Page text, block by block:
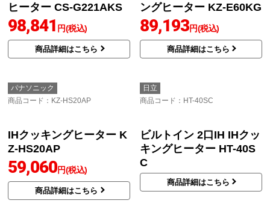
ヒーター CS-G221AKS
98,841 円(税込)
商品詳細はこちら
ングヒーター KZ-E60KG
89,193円(税込)
商品詳細はこちら
パナソニック
商品コード ：KZ-HS20AP
IHクッキングヒーター K
Z-HS20AP
59,060円(税込)
商品詳細はこちら
日立
商品コード ：HT-40SC
ビルトイン 2口IH IHクッ
キングヒーター HT-40S
C
商品詳細はこちら